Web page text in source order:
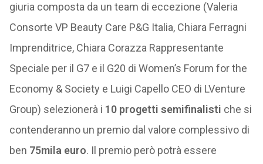
giuria composta da un team di eccezione (Valeria
Consorte VP Beauty Care P&G Italia, Chiara Ferragni
Imprenditrice, Chiara Corazza Rappresentante
Speciale per il G7 e il G20 di Women’s Forum for the
Economy & Society e Luigi Capello CEO di LVenture
Group) selezionerà i 10 progetti semifinalisti che si
contenderanno un premio dal valore complessivo di
ben 75mila euro. Il premio però potrà essere